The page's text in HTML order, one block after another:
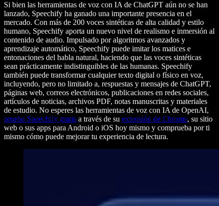
Si bien las herramientas de voz con IA de ChatGPT aún no se han
lanzado, Speechify ha ganado una importante presencia en el
mercado. Con más de 200 voces sintéticas de alta calidad y estilo
humano, Speechify aporta un nuevo nivel de realismo e inmersión al
contenido de audio. Impulsado por algoritmos avanzados y
aprendizaje automático, Speechify puede imitar los matices e
entonaciones del habla natural, haciendo que las voces sintéticas
sean prácticamente indistinguibles de las humanas. Speechify
también puede transformar cualquier texto digital o físico en voz,
incluyendo, pero no limitado a, respuestas y mensajes de ChatGPT,
páginas web, correos electrónicos, publicaciones en redes sociales,
artículos de noticias, archivos PDF, notas manuscritas y materiales
de estudio. No esperes las herramientas de voz con IA de OpenAI,
prueba Speechify gratis a través de su extensión de Chrome, su sitio
web o sus apps para Android o iOS hoy mismo y comprueba por ti
mismo cómo puede mejorar tu experiencia de lectura.